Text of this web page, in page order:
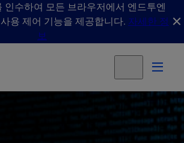
인수하여 모든 브라우저에서 엔드투엔
용 제어 기능을 제공합니다. 자세한 정
보